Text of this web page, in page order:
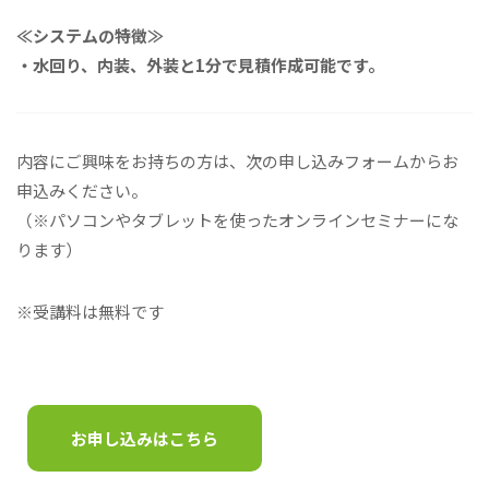
≪システムの特徴≫
・水回り、内装、外装と1分で見積作成可能です。
内容にご興味をお持ちの方は、次の申し込みフォームからお
申込みください。
（※パソコンやタブレットを使ったオンラインセミナーにな
ります）
※受講料は無料です
お申し込みはこちら